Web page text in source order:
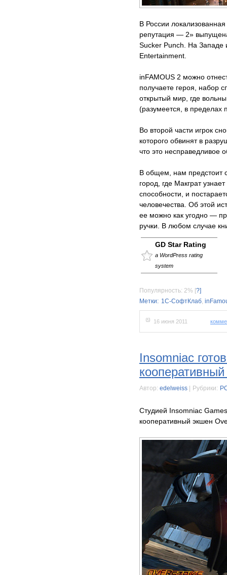
В России
репутация — 2»
Sucker Punch. На Западе
Entertainment.
inFAMOUS 2 можно
получаете героя, набор
открытый мир, где
(разумеется, в пределах
Во второй части игрок
которого обвинят в
что это несправедливое
В общем, нам предстоит
город, где Макграт
способности, и
человечества. Об этой
ее можно как угодно —
ручки. В любом случае
GD Star Rating
a WordPress rating
system
Популярность: 2% [?]
Метки: 1С-СофтКлаб,
16 июня 2011
Insomniac
Автор: edelweiss Рубрики:
Студией Insomniac
кооперативный экшен